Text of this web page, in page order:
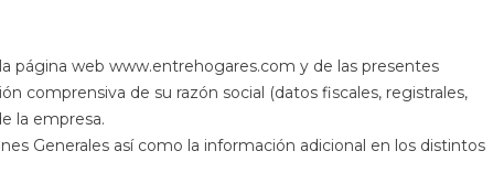
página web www.entrehogares.com y de las presentes
comprensiva de su razón social (datos fiscales, registrales,
la empresa.
Generales así como la información adicional en los distintos